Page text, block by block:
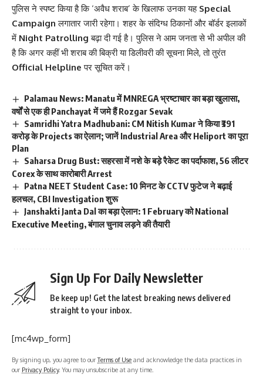
पुलिस ने स्पष्ट किया है कि ‘अवैध शराब’ के खिलाफ उनका यह Special
Campaign लगातार जारी रहेगा। शहर के संदिग्ध ठिकानों और बॉर्डर इलाकों
में Night Patrolling बढ़ा दी गई है। पुलिस ने आम जनता से भी अपील की
है कि अगर कहीं भी शराब की बिक्री या डिलीवरी की सूचना मिले, तो तुरंत
Official Helpline पर सूचित करें।
Palamau News: Manatu में MNREGA भ्रष्टाचार का बड़ा खुलासा,
वर्षों से एक ही Panchayat में जमे हैं Rozgar Sevak
Samridhi Yatra Madhubani: CM Nitish Kumar ने किया ₹391
करोड़ के Projects का ऐलान; जानें Industrial Area और Heliport का पूरा
Plan
Saharsa Drug Bust: सहरसा में नशे के बड़े रैकेट का पर्दाफाश, 56 लीटर
Corex के साथ कारोबारी Arrest
Patna NEET Student Case: 10 मिनट के CCTV फुटेज ने बढ़ाई
हलचल, CBI Investigation शुरू
Janshakti Janta Dal का बड़ा ऐलान: 1 February को National
Executive Meeting, बंगाल चुनाव लड़ने की तैयारी
Sign Up For Daily Newsletter
Be keep up! Get the latest breaking news delivered
straight to your inbox.
[mc4wp_form]
By signing up, you agree to ourTerms of Use and acknowledge the data practices in
our Privacy Policy. You may unsubscribe at any time.